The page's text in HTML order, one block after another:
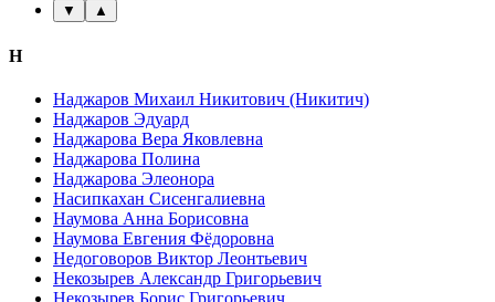
▼ ▲
Н
Наджаров Михаил Никитович (Никитич)
Наджаров Эдуард
Наджарова Вера Яковлевна
Наджарова Полина
Наджарова Элеонора
Насипкахан Сисенгалиевна
Наумова Анна Борисовна
Наумова Евгения Фёдоровна
Недоговоров Виктор Леонтьевич
Некозырев Александр Григорьевич
Некозырев Борис Григорьевич